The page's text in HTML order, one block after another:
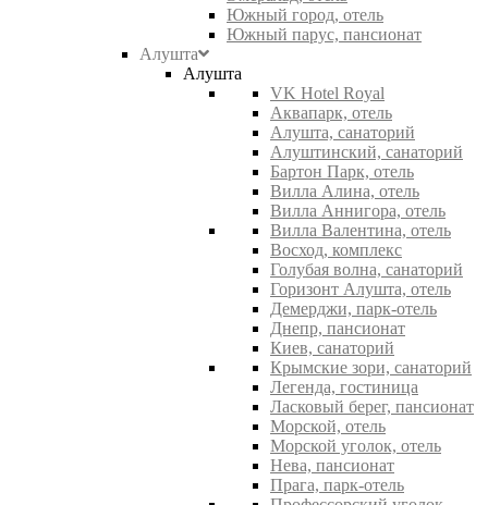
Южный город, отель
Южный парус, пансионат
Алушта
Алушта
VK Hotel Royal
Аквапарк, отель
Алушта, санаторий
Алуштинский, санаторий
Бартон Парк, отель
Вилла Алина, отель
Вилла Аннигора, отель
Вилла Валентина, отель
Восход, комплекс
Голубая волна, санаторий
Горизонт Алушта, отель
Демерджи, парк-отель
Днепр, пансионат
Киев, санаторий
Крымские зори, санаторий
Легенда, гостиница
Ласковый берег, пансионат
Морской, отель
Морской уголок, отель
Нева, пансионат
Прага, парк-отель